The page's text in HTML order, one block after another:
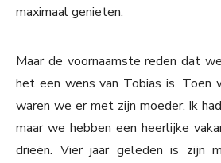
maximaal genieten.
Maar de voornaamste reden dat
het een wens van Tobias is. Toen
waren we er met zijn moeder. Ik
maar we hebben een heerlijke
drieën. Vier jaar geleden is zijn